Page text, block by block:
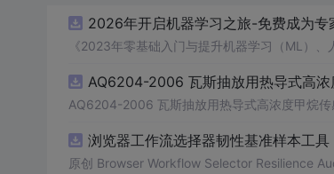
2026年开启机器学习之旅-免费成为专
《2023年零基础入门与提升机器学习（ML）
AQ6204-2006 瓦斯抽放用热导式高
AQ6204-2006 瓦斯抽放用热导式高浓度甲烷
浏览器工作流选择器韧性基准样本工
原创 Browser Workflow Selector Resilience